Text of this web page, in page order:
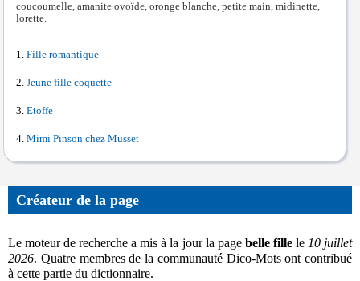
coucoumelle, amanite ovoïde, oronge blanche, petite main, midinette,
lorette.
Fille romantique
Jeune fille coquette
Etoffe
Mimi Pinson chez Musset
Créateur de la page
Le moteur de recherche a mis à la jour la page belle fillele 10 juillet
2026. Quatre membres de la communauté Dico-Mots ont contribué
à cette partie du dictionnaire.